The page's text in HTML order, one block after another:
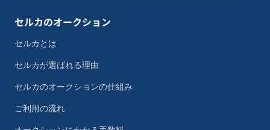
セルカのオークション
セルカとは
セルカが選ばれる理由
セルカのオークションの仕組み
ご利用の流れ